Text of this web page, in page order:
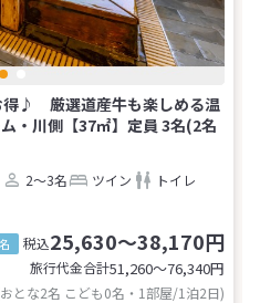
得♪ 厳選道産牛も楽しめる温
・川側【37㎡】定員 3名(2名
2～3名 ツイン
トイレ
税込25,630～38,170円
旅行代金合計51,260〜76,340円
とな2名 こども0名・1部屋/1泊2日)